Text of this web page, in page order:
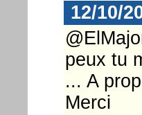
12/10/
peux tu
... A
Merci